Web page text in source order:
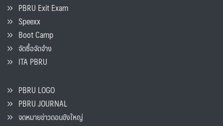
PBRU Exit Exam
Speexx
Boot Camp
จัดซื้อจัดจ้าง
ITA PBRU
PBRU LOGO
PBRU JOURNAL
จดหมายข่าวดอนขังใหญ่